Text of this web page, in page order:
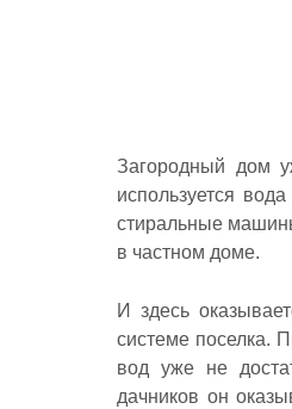
Загородный дом
используется
стиральные
в частном доме.
И здесь
системе поселка.
вод уже не
дачников он